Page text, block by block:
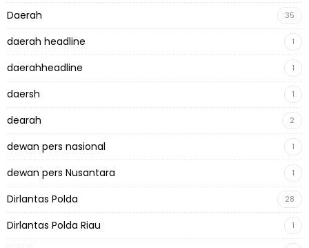
Daerah 35
daerah headline 1
daerahheadline 1
daersh 1
dearah 2
dewan pers nasional 1
dewan pers Nusantara 1
Dirlantas Polda 28
Dirlantas Polda Riau 1